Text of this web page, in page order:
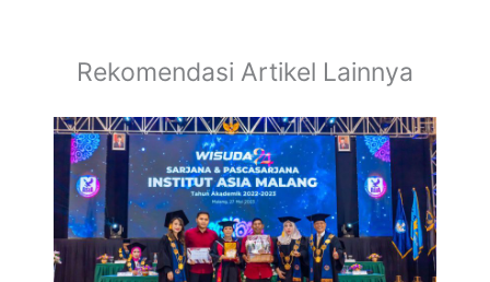
Rekomendasi Artikel Lainnya